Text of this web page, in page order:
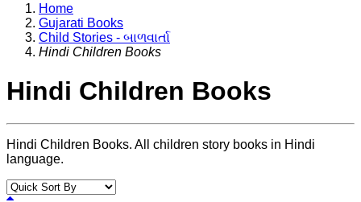
Home
Gujarati Books
Child Stories - બાળવાર્તા
Hindi Children Books
Hindi Children Books
Hindi Children Books. All children story books in Hindi
language.